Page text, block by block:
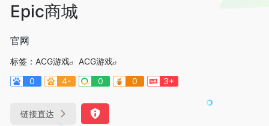
Epic商城
官网
标签： ACG游戏
ACG游戏
0
4- 0 0 3+
链接直达